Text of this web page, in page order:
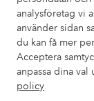
analysföretag vi
använder sidan
du kan få mer
Acceptera
anpassa dina
policy
Mina sidor
Om Ellos